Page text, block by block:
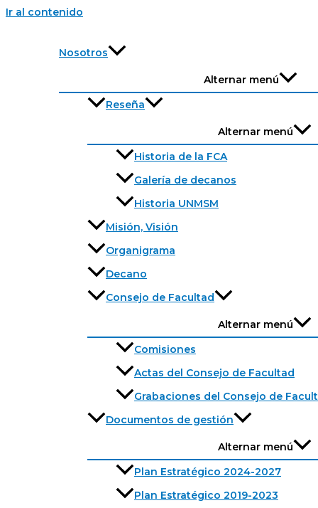
Ir al contenido
Nosotros
Alternar menú
Reseña
Alternar menú
Historia de la FCA
Galería de decanos
Historia UNMSM
Misión, Visión
Organigrama
Decano
Consejo de Facultad
Alternar menú
Comisiones
Actas del Consejo de Facultad
Grabaciones del Consejo de
Documentos de gestión
Alternar menú
Plan Estratégico 2024-2027
Plan Estratégico 2019-2023